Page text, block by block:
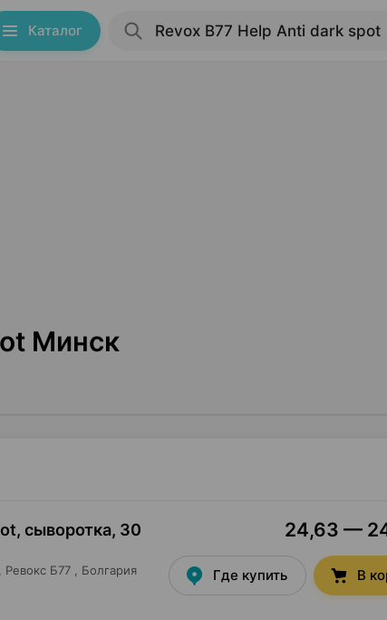
Каталог
Минск
сыворотка, 30
Ревокс Б77
, Болгария
24,63 —
Где купить В